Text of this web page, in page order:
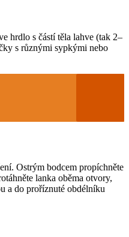
hrdlo s částí těla lahve (tak 2–
s různými sypkými nebo
Ostrým bodcem propíchněte
lanka oběma otvory,
a do proříznuté obdélníku